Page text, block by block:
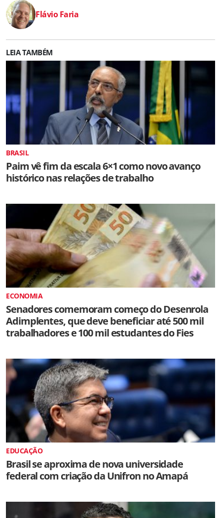
Flávio Faria
LEIA TAMBÉM
BRASIL
Paim vê fim da escala 6×1 como novo avanço
histórico nas relações de trabalho
ECONOMIA
Senadores comemoram começo do Desenrola
Adimplentes, que deve beneficiar até 500 mil
trabalhadores e 100 mil estudantes do Fies
EDUCAÇÃO
Brasil se aproxima de nova universidade
federal com criação da Unifron no Amapá